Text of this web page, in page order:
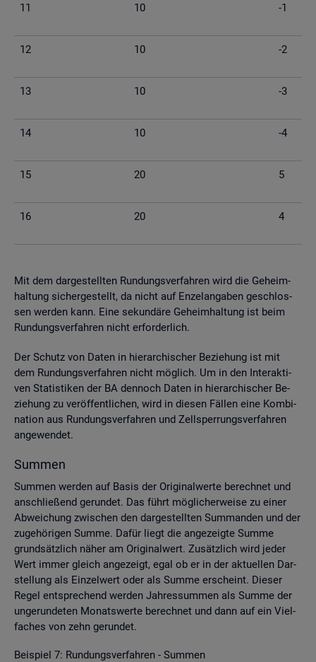
11 10 -1
12 10 -2
13 10 -3
14 10 -4
15 20 5
16 20 4
Mit dem dar­ge­stell­ten Run­dungs­ver­fah­ren wird die Ge­heim­
hal­tung si­cher­ge­stellt, da nicht auf En­zel­an­ga­ben ge­schlos­
sen wer­den kann. Eine se­kun­dä­re Ge­heim­hal­tung ist beim
Run­dungs­ver­fah­ren nicht er­for­der­lich.
Der Schutz von Daten in hier­ar­chi­scher Be­zie­hung ist mit
dem Run­dungs­ver­fah­ren nicht mög­lich. Um in den In­ter­ak­ti­
ven Sta­tis­ti­ken der BA den­noch Daten in hier­ar­chi­scher Be­
zie­hung zu ver­öf­fent­li­chen, wird in die­sen Fäl­len eine Kom­bi­
na­ti­on aus Run­dungs­ver­fah­ren und Zell­sper­rungs­ver­fah­ren
an­ge­wen­det.
Sum­men
Sum­men wer­den auf Basis der Ori­gi­nal­wer­te be­rech­net und
an­schlie­ßend ge­run­det. Das führt mög­li­cher­wei­se zu einer
Ab­wei­chung zwi­schen den dar­ge­stell­ten Sum­man­den und der
zu­ge­hö­ri­gen Summe. Dafür liegt die an­ge­zeig­te Summe
grund­sätz­lich näher am Ori­gi­nal­wert. Zu­sätz­lich wird jeder
Wert immer gleich an­ge­zeigt, egal ob er in der ak­tu­el­len Dar­
stel­lung als Ein­zel­wert oder als Summe er­scheint. Die­ser
Regel ent­spre­chend wer­den Jah­res­sum­men als Summe der
un­ge­run­de­ten Mo­nats­wer­te be­rech­net und dann auf ein Viel­
fa­ches von zehn ge­run­det.
Bei­spiel 7: Run­dungs­ver­fah­ren - Sum­men